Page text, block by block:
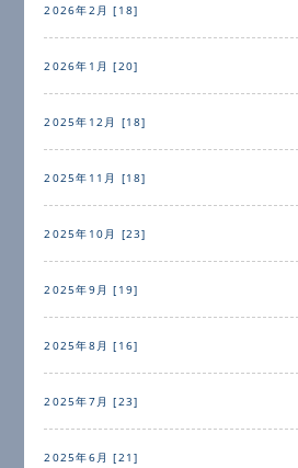
2026年2月 [18]
2026年1月 [20]
2025年12月 [18]
2025年11月 [18]
2025年10月 [23]
2025年9月 [19]
2025年8月 [16]
2025年7月 [23]
2025年6月 [21]